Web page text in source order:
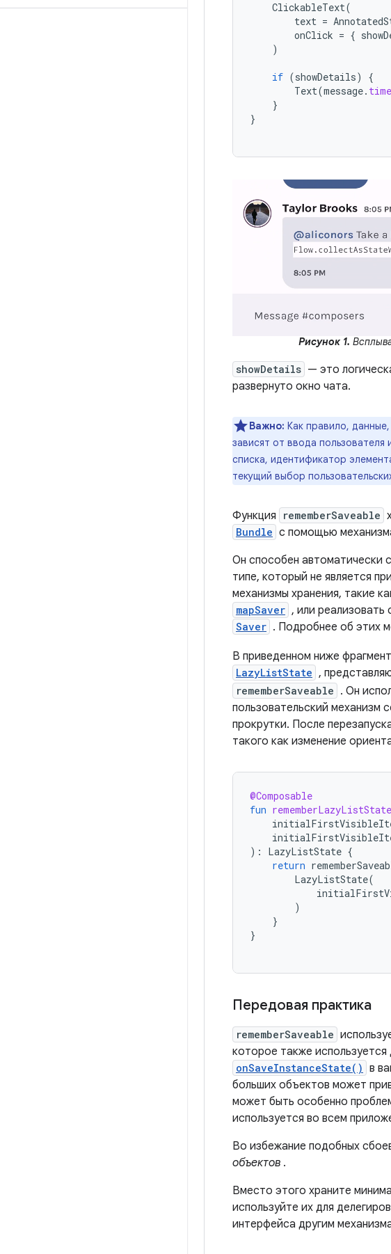
ClickableText(
text =
onClick = {
)
if (showDetails)
{
Text(message.
}
}
Рисунок 1.
showDetails — это
развернуто окно чата.
Важно: Как правило,
зависят от ввода
списка, идентификатор
текущий выбор
Функция rememberSaveable
Bundle с помощью
Он способен автоматически
типе, который не является
механизмы хранения, такие
mapSaver , или
Saver . Подробнее об этих
В приведенном ниже
LazyListState ,
rememberSaveable . Он
пользовательский механизм
прокрутки. После
такого как изменение
@Composable
fun rememberLazyListState
):
LazyListState {
return
LazyListState(
)
}
}
Передовая практика
rememberSaveable
которое также
onSaveInstanceState() в
больших объектов может
может быть особенно
используется во всем
Во избежание подобных
объектов .
Вместо этого храните
используйте их для
интерфейса другим